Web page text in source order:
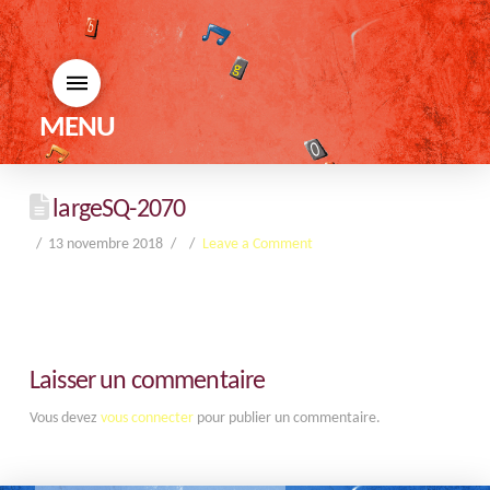
MENU
largeSQ-2070
13 novembre 2018 Leave a Comment
Laisser un commentaire
Vous devez vous connecterpour publier un commentaire.